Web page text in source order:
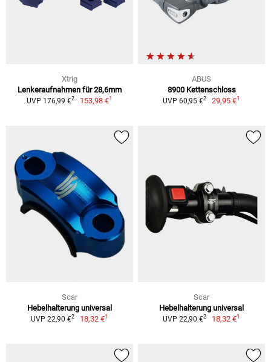
Xtrig
Lenkeraufnahmen für 28,6mm
UVP 176,99 €2 153,98 €1
ABUS
8900 Kettenschloss
UVP 60,95 €2 29,95 €1
Scar
Hebelhalterung universal
UVP 22,90 €2 18,32 €1
Scar
Hebelhalterung universal
UVP 22,90 €2 18,32 €1